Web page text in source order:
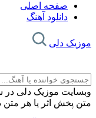
صفحه اصلی
دانلود آهنگ
موزیک دلی
وبسایت موزیک دلی در
متن پخش اثر یا هر متن